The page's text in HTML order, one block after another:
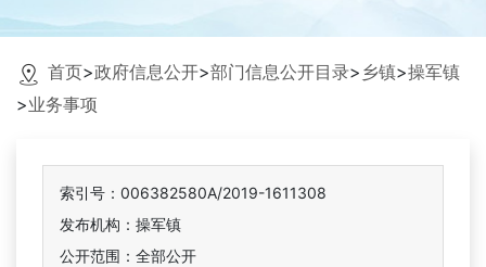
首页>政府信息公开>部门信息公开目录> 乡镇>操军镇
>业务事项
索引号：006382580A/2019-1611308
发布机构：操军镇
公开范围：全部公开